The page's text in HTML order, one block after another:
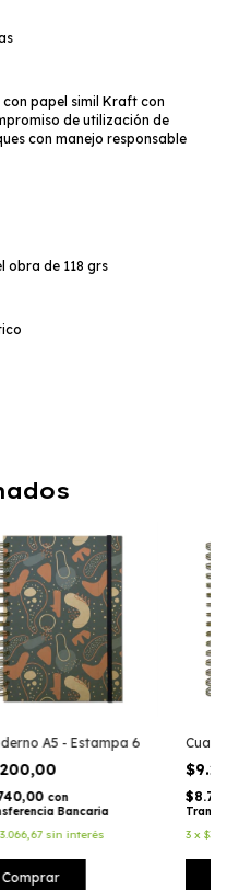
papel simil Kraft con
de utilización de
con manejo responsable
obra de 118 grs
A5 - Estampa 6
con
Bancaria
sin interés
Comprar
3 x